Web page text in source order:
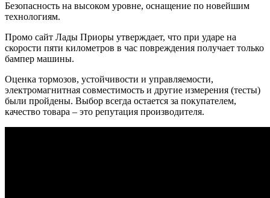
Безопасность на высоком уровне, оснащение по новейшим
технологиям.
Промо сайт Лады Приоры утверждает, что при ударе на
скорости пяти километров в час повреждения получает только
бампер машины.
Оценка тормозов, устойчивости и управляемости,
электромагнитная совместимость и другие измерения (тесты)
были пройдены. Выбор всегда остается за покупателем,
качество товара – это репутация производителя.